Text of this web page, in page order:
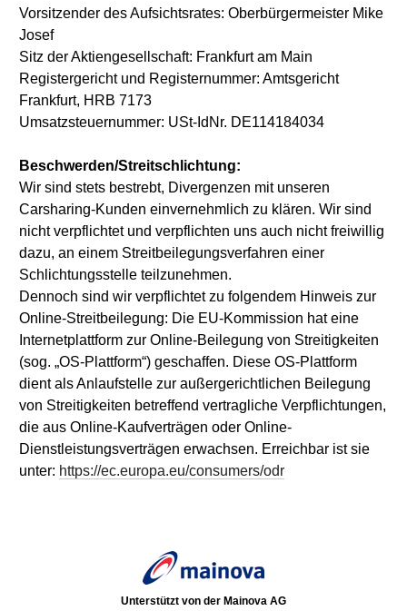
Vorsitzender des Aufsichtsrates: Oberbürgermeister Mike
Josef
Sitz der Aktiengesellschaft: Frankfurt am Main
Registergericht und Registernummer: Amtsgericht
Frankfurt, HRB 7173
Umsatzsteuernummer: USt-IdNr. DE114184034
Beschwerden/Streitschlichtung:
Wir sind stets bestrebt, Divergenzen mit unseren
Carsharing-Kunden einvernehmlich zu klären. Wir sind
nicht verpflichtet und verpflichten uns auch nicht freiwillig
dazu, an einem Streitbeilegungsverfahren einer
Schlichtungsstelle teilzunehmen.
Dennoch sind wir verpflichtet zu folgendem Hinweis zur
Online-Streitbeilegung: Die EU-Kommission hat eine
Internetplattform zur Online-Beilegung von Streitigkeiten
(sog. „OS-Plattform“) geschaffen. Diese OS-Plattform
dient als Anlaufstelle zur außergerichtlichen Beilegung
von Streitigkeiten betreffend vertragliche Verpflichtungen,
die aus Online-Kaufverträgen oder Online-
Dienstleistungsverträgen erwachsen. Erreichbar ist sie
unter: https://ec.europa.eu/consumers/odr
Unterstützt von der Mainova AG